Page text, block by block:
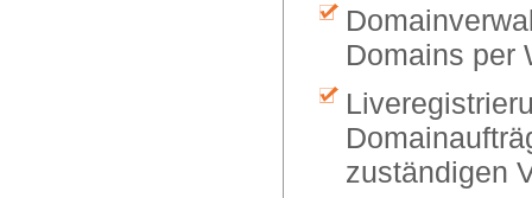
Domains per
zuständigen